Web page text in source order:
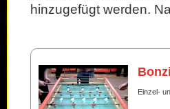
hinzugefügt werden.
Einzel-